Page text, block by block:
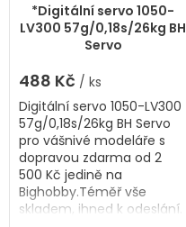
*Digitální servo 1050-
LV300 57g/0,18s/26kg BH
Servo
488 Kč / ks
Digitální servo 1050-LV300
57g/0,18s/26kg BH Servo
pro vášnivé modeláře s
dopravou zdarma od 2
500 Kč jedině na
Bighobby.Téměř vše
skladem, ihned k odeslání.